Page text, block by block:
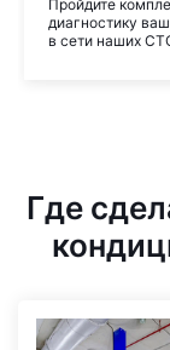
Пройдите
диагностику
в сети наших
Где